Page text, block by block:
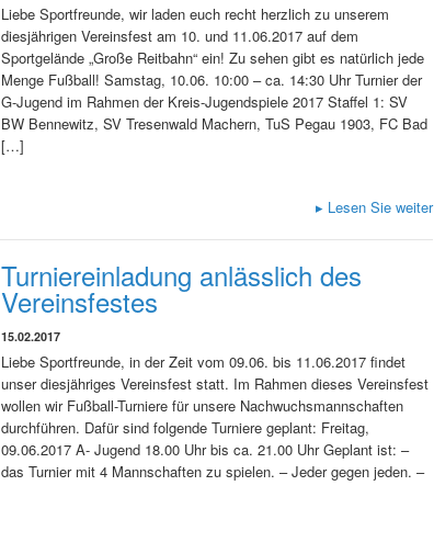
Liebe Sportfreunde, wir laden euch recht herzlich zu unserem
diesjährigen Vereinsfest am 10. und 11.06.2017 auf dem
Sportgelände „Große Reitbahn“ ein! Zu sehen gibt es natürlich jede
Menge Fußball! Samstag, 10.06. 10:00 – ca. 14:30 Uhr Turnier der
G-Jugend im Rahmen der Kreis-Jugendspiele 2017 Staffel 1: SV
BW Bennewitz, SV Tresenwald Machern, TuS Pegau 1903, FC Bad
[…]
▸ Lesen Sie weiter
Turniereinladung anlässlich des
Vereinsfestes
15.02.2017
Liebe Sportfreunde, in der Zeit vom 09.06. bis 11.06.2017 findet
unser diesjähriges Vereinsfest statt. Im Rahmen dieses Vereinsfest
wollen wir Fußball-Turniere für unsere Nachwuchsmannschaften
durchführen. Dafür sind folgende Turniere geplant: Freitag,
09.06.2017 A- Jugend 18.00 Uhr bis ca. 21.00 Uhr Geplant ist: –
das Turnier mit 4 Mannschaften zu spielen. – Jeder gegen jeden. –